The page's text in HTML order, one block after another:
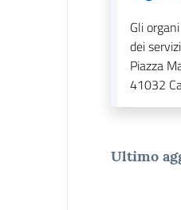
Gli
dei
Piazza
41032
Ultimo